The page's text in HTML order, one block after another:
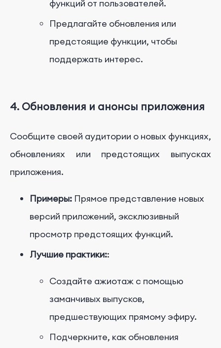
функций от пользователей.
Предлагайте обновления или
предстоящие функции, чтобы
поддержать интерес.
4. Обновления и анонсы приложения
Сообщите своей аудитории о новых функциях,
обновлениях или предстоящих выпусках
приложения.
Примеры: Прямое представление новых
версий приложений, эксклюзивный
просмотр предстоящих функций.
Лучшие практики::
Создайте ажиотаж с помощью
заманчивых выпусков,
предшествующих прямому эфиру.
Подчеркните, как обновления